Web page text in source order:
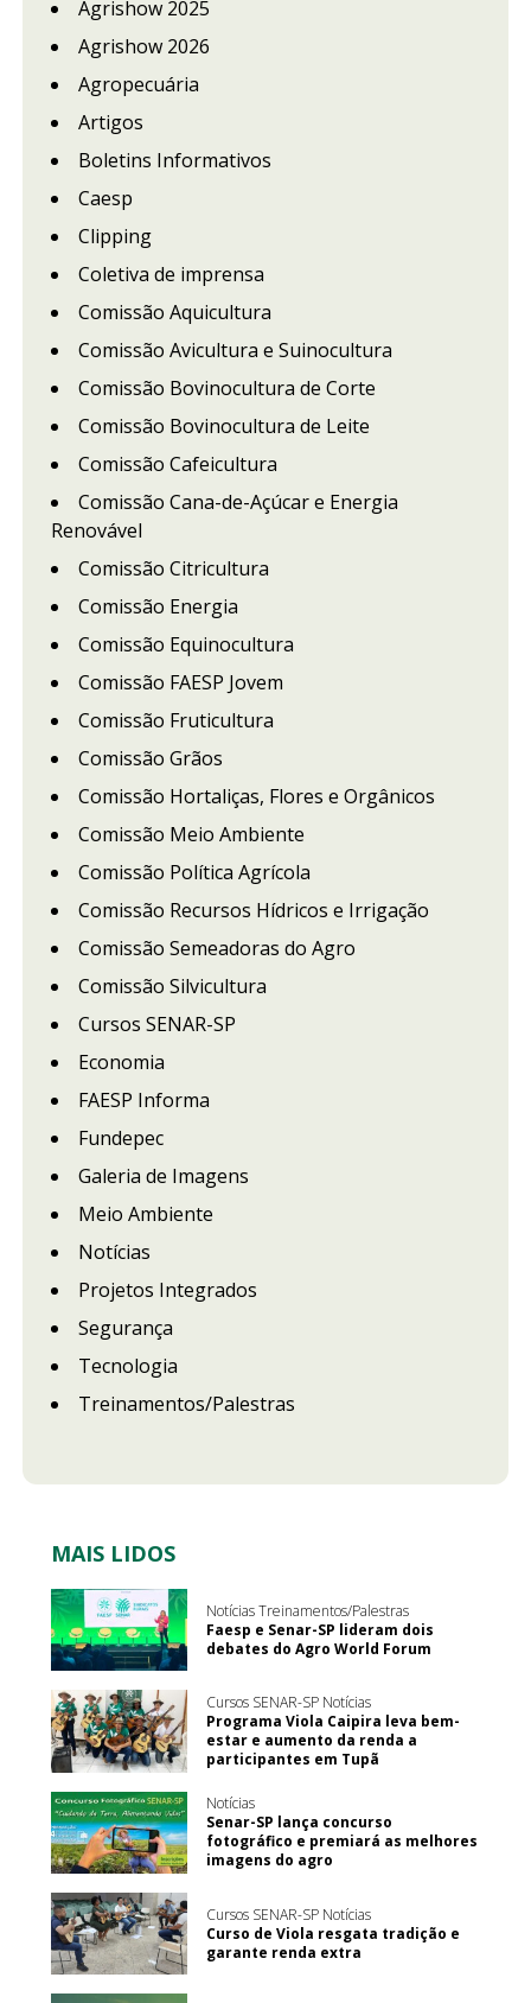
Agrishow 2025
Agrishow 2026
Agropecuária
Artigos
Boletins Informativos
Caesp
Clipping
Coletiva de imprensa
Comissão Aquicultura
Comissão Avicultura e Suinocultura
Comissão Bovinocultura de Corte
Comissão Bovinocultura de Leite
Comissão Cafeicultura
Comissão Cana-de-Açúcar e Energia
Renovável
Comissão Citricultura
Comissão Energia
Comissão Equinocultura
Comissão FAESP Jovem
Comissão Fruticultura
Comissão Grãos
Comissão Hortaliças, Flores e Orgânicos
Comissão Meio Ambiente
Comissão Política Agrícola
Comissão Recursos Hídricos e Irrigação
Comissão Semeadoras do Agro
Comissão Silvicultura
Cursos SENAR-SP
Economia
FAESP Informa
Fundepec
Galeria de Imagens
Meio Ambiente
Notícias
Projetos Integrados
Segurança
Tecnologia
Treinamentos/Palestras
MAIS LIDOS
Notícias Treinamentos/Palestras
Faesp e Senar-SP lideram dois
debates do Agro World Forum
Cursos SENAR-SP Notícias
Programa Viola Caipira leva bem-
estar e aumento da renda a
participantes em Tupã
Notícias
Senar-SP lança concurso
fotográfico e premiará as melhores
imagens do agro
Cursos SENAR-SP Notícias
Curso de Viola resgata tradição e
garante renda extra